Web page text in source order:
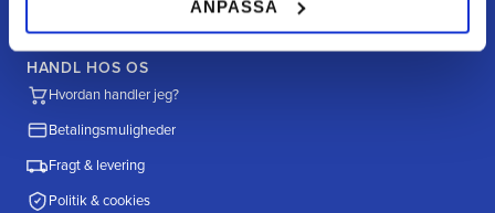
ANPASSA
HANDL HOS OS
Hvordan handler jeg?
Betalingsmuligheder
Fragt & levering
Politik & cookies